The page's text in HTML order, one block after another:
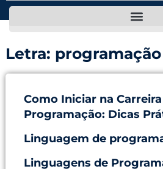
Letra: programação
Como Iniciar na
Programação: Dicas
Linguagem de
Linguagens de